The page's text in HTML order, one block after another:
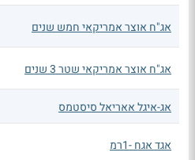
אג"ח אוצר אמריקאי חמש שנים
אג"ח אוצר אמריקאי שטר 3 שנים
אג-איגל אאריאל סיסטמס
אגד אגח -1רמ